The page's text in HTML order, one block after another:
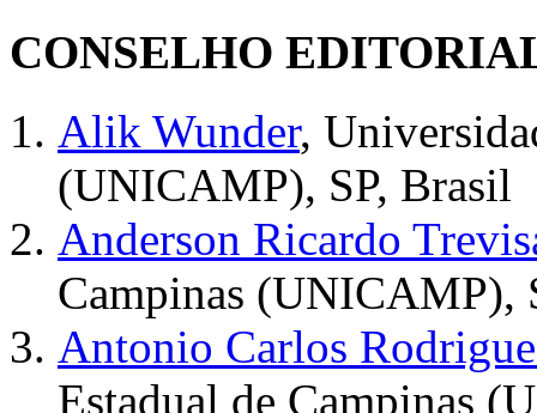
CONSELHO
Alik Wunder,
(UNICAMP), SP, Brasil
Anderson Ricardo
Campinas (UNICAMP),
Antonio Carlos
Estadual de Campinas